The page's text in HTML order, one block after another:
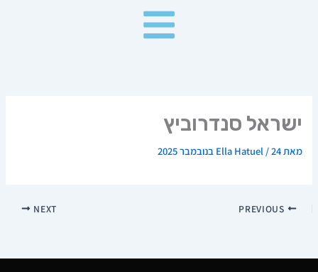
ישראל סנדרוביץ
מאת Ella Hatuel /24 בנובמבר 2025
NEXT